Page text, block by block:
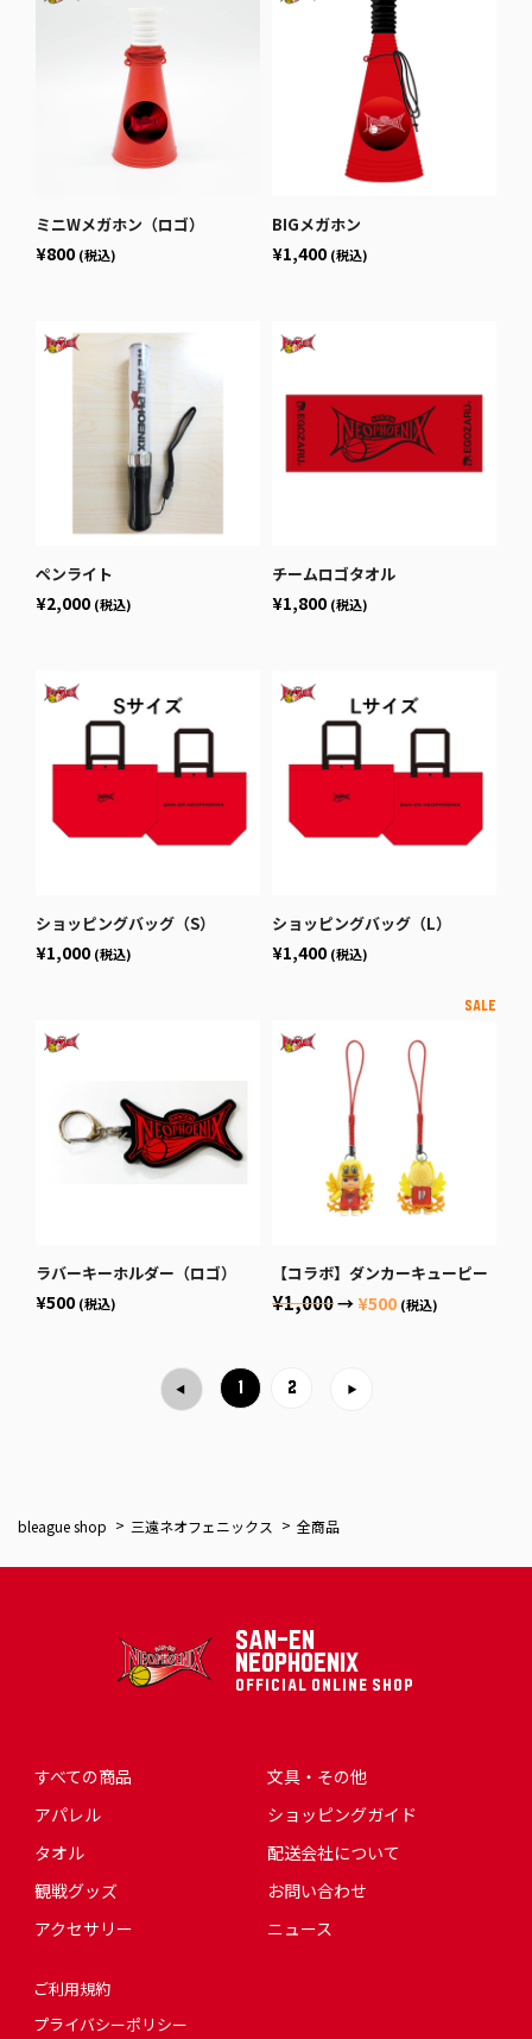
ミニWメガホン（ロゴ）
¥800 (税込)
BIGメガホン
¥1,400 (税込)
ペンライト
¥2,000 (税込)
チームロゴタオル
¥1,800 (税込)
ショッピングバッグ（S）
¥1,000 (税込)
ショッピングバッグ（L）
¥1,400 (税込)
ラバーキーホルダー（ロゴ）
¥500 (税込)
【コラボ】ダンカーキューピー
¥1,000→¥500 (税込)
1 2
bleague shop 三遠ネオフェニックス 全商品
SAN-EN
NEOPHOENIX
OFFICIAL ONLINE SHOP
すべての商品
アパレル
タオル
観戦グッズ
アクセサリー
文具・その他
ショッピングガイド
配送会社について
お問い合わせ
ニュース
ご利用規約
プライバシーポリシー